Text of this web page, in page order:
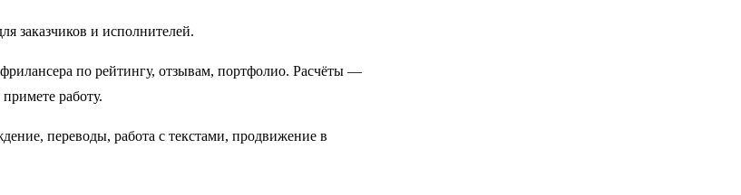
заказчиков и исполнителей.
по рейтингу, отзывам, портфолио. Расчёты —
работу.
переводы, работа с текстами, продвижение в